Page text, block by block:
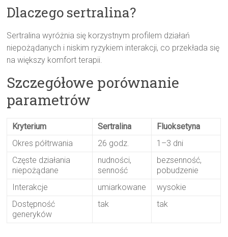
Dlaczego sertralina?
Sertralina wyróżnia się korzystnym profilem działań
niepożądanych i niskim ryzykiem interakcji, co przekłada się
na większy komfort terapii.
Szczegółowe porównanie
parametrów
Kryterium Sertralina
Fluoksetyna
Okres półtrwania
26 godz.
1–3 dni
Częste działania
niepożądane
nudności,
senność
bezsenność,
pobudzenie
Interakcje
umiarkowane
wysokie
Dostępność
generyków
tak tak